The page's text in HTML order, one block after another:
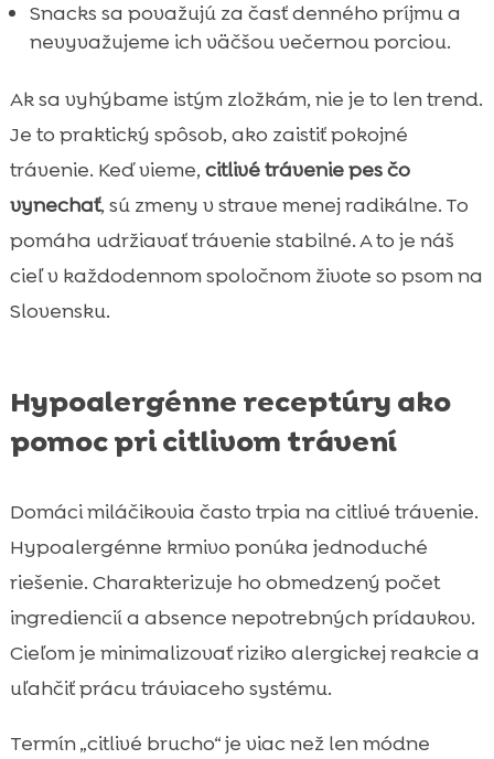
Snacks sa považujú za časť denného príjmu a
nevyvažujeme ich väčšou večernou porciou.
Ak sa vyhýbame istým zložkám, nie je to len trend.
Je to praktický spôsob, ako zaistiť pokojné
trávenie. Keď vieme, citlivé trávenie pes čo
vynechať, sú zmeny v strave menej radikálne. To
pomáha udržiavať trávenie stabilné. A to je náš
cieľ v každodennom spoločnom živote so psom na
Slovensku.
Hypoalergénne receptúry ako
pomoc pri citlivom trávení
Domáci miláčikovia často trpia na citlivé trávenie.
Hypoalergénne krmivo ponúka jednoduché
riešenie. Charakterizuje ho obmedzený počet
ingrediencií a absence nepotrebných prídavkov.
Cieľom je minimalizovať riziko alergickej reakcie a
uľahčiť prácu tráviaceho systému.
Termín „citlivé brucho“ je viac než len módne